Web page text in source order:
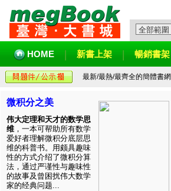
HOME 新書上架 暢銷書架
最新/最熱/最齊全的簡體書網
微积分之美
伟大定理和天才的数学思
维 ，一本可帮助所有数学
爱好者理解微积分底层思
维的科普书。用颇具趣味
性的方式介绍了微积分算
法，通过严谨性与趣味性
的故事及曾困扰伟大数学
家的经典问题...